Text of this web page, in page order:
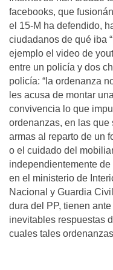
facebooks, que
el 15-M ha defendido,
ciudadanos de qué iba
ejemplo el video de
entre un policía y dos
policía: “la ordenanza
les acusa de montar
convivencia lo que
ordenanzas, en las que
armas al reparto de un
o el cuidado del
independientemente
en el ministerio de
Nacional y Guardia
dura del PP, tienen
inevitables respuestas
cuales tales